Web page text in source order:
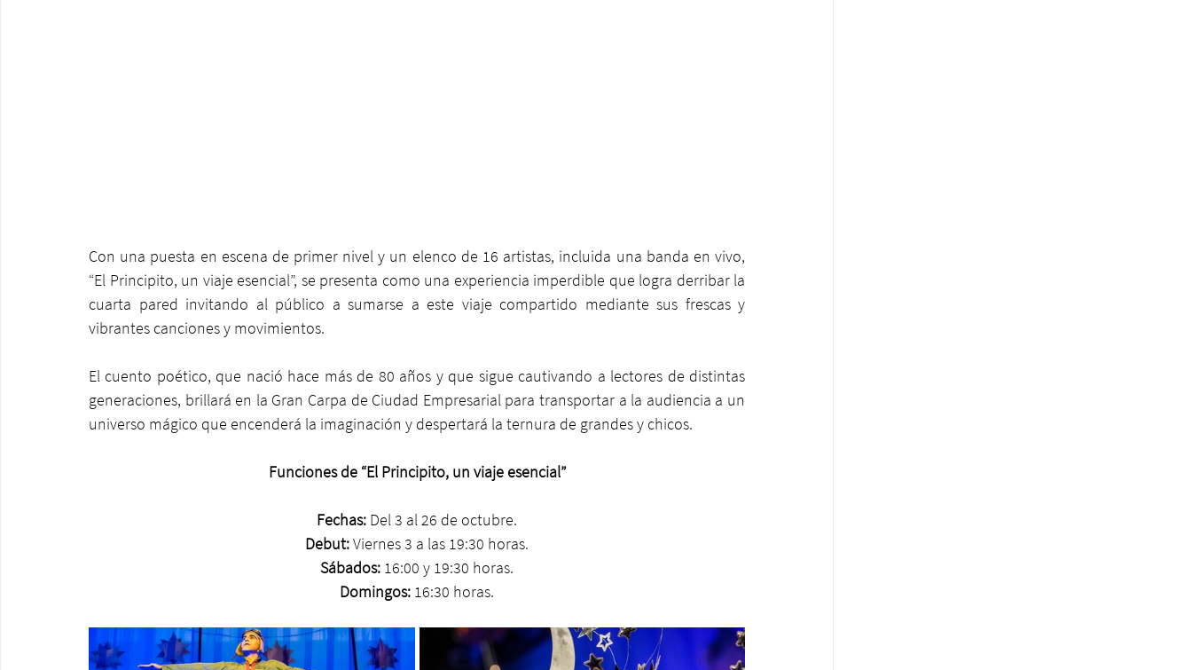
Con una puesta en escena de primer nivel y un elenco de 16 artistas, incluida una banda en vivo,
“El Principito, un viaje esencial”, se presenta como una experiencia imperdible que logra derribar la
cuarta pared invitando al público a sumarse a este viaje compartido mediante sus frescas y
vibrantes canciones y movimientos.
El cuento poético, que nació hace más de 80 años y que sigue cautivando a lectores de distintas
generaciones, brillará en la Gran Carpa de Ciudad Empresarial para transportar a la audiencia a un
universo mágico que encenderá la imaginación y despertará la ternura de grandes y chicos.
Funciones de “El Principito, un viaje esencial”
Fechas: Del 3 al 26 de octubre.
Debut: Viernes 3 a las 19:30 horas.
Sábados: 16:00 y 19:30 horas.
Domingos: 16:30 horas.